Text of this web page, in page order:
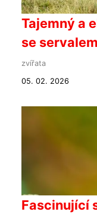
Tajemný a
se
zvířata
05. 02. 2026
Fascinující